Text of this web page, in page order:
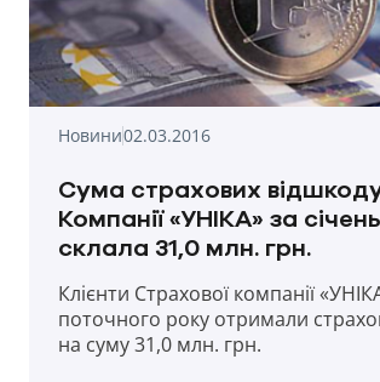
Новини02.03.2016
Сума страхових
Компанії «УНІКА» за
склала 31,0 млн. грн.
Клієнти Страхової компанії
поточного року отримали
на суму 31,0 млн. грн.